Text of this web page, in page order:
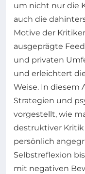
um nicht nur die
auch die
Motive der
ausgeprägte
und privaten
und erleichtert
Weise. In diesem
Strategien und
vorgestellt, wie
destruktiver
persönlich
Selbstreflexion
mit negativen